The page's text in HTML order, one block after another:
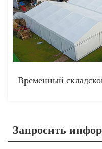
Временный
Запросить